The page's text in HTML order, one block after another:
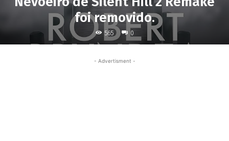
foi removido.
565 0
- Advertisment -